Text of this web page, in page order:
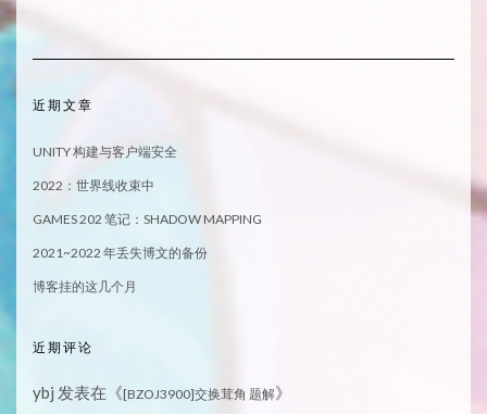
近期文章
UNITY 构建与客户端安全
2022：世界线收束中
GAMES 202 笔记：SHADOW MAPPING
2021~2022 年丢失博文的备份
博客挂的这几个月
近期评论
ybj 发表在《[BZOJ3900]交换茸角 题解》